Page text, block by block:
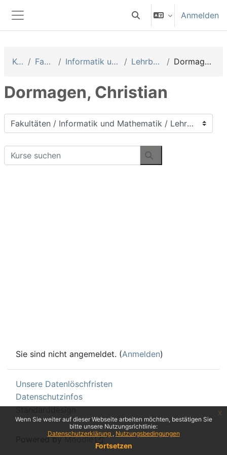
Wenn Sie weiter auf dieser Webseite arbeiten möchten, bestätigen Sie
bitte unsere Nutzungsrichtlinie:
Datenschutzerklärung
Nutzungsbedingungen
Fortsetzen
x
Website-Übersicht
Sucheingabe umschalten
Anmelden
Kurse Fakultäten Informatik und Mathematik Lehrbeauftragte Dormagen, Christian
Dormagen, Christian
Kursbereiche
Kurse suchen
Kurse suchen
Sie sind nicht angemeldet. (Anmelden)
Unsere Datenlöschfristen
Datenschutzinfos
Standarddesign
Powered byMoodle